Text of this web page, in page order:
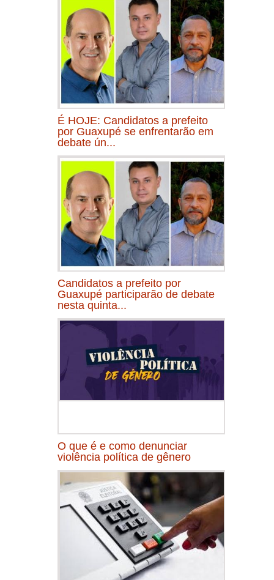
É HOJE: Candidatos a prefeito
por Guaxupé se enfrentarão em
debate ún...
Candidatos a prefeito por
Guaxupé participarão de debate
nesta quinta...
O que é e como denunciar
violência política de gênero